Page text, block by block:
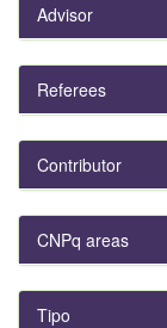
Advisor
Referees
Contributor
CNPq areas
Tipo